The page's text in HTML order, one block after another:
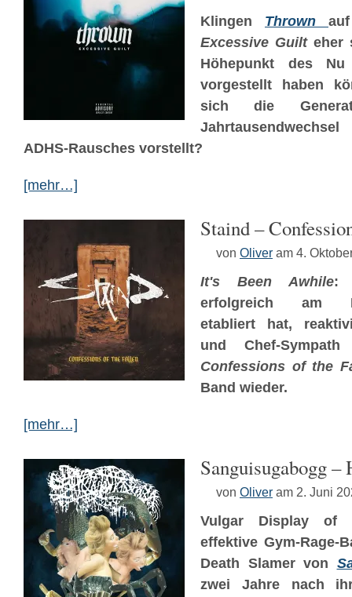
Klingen Thrown
Excessive Guilteher
Höhepunkt des
vorgestellt haben
sich die
ADHS-Rausches vorstellt?
[mehr…]
Staind –
von Oliver am 4.
It's Been Awhile:
erfolgreich am
etabliert hat,
und Chef-
Confessions of the
Band wieder.
[mehr…]
Sanguisugabogg
von Oliver am 2. Juni
Vulgar Display of
effektive Gym-Rage-
Death Slamer von
zwei Jahre nach